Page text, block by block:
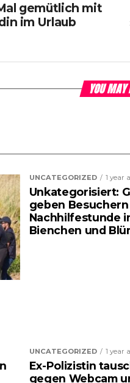
gemütlich mit
im Urlaub
YOU
UNCATEGORIZED 1 year
Unkategorisiert:
geben
Nachhilfestunde
Bienchen und
UNCATEGORIZED 1 year
Ex-Polizistin
gegen Webcam